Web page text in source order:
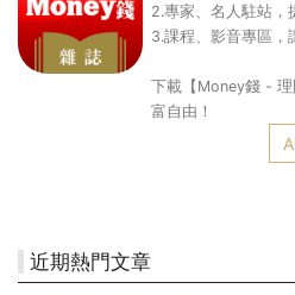
2.專家、名人駐站，
3.課程、影音專區，
下載【Money錢 -
富自由！
近期熱門文章